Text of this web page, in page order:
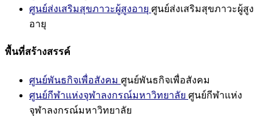
ศูนย์ส่งเสริมสุขภาวะผู้สูงอายุ ศูนย์ส่งเสริมสุขภาวะผู้สูง
อายุ
พื้นที่สร้างสรรค์
ศูนย์พันธกิจเพื่อสังคม ศูนย์พันธกิจเพื่อสังคม
ศูนย์กีฬาแห่งจุฬาลงกรณ์มหาวิทยาลัย ศูนย์กีฬาแห่ง
จุฬาลงกรณ์มหาวิทยาลัย